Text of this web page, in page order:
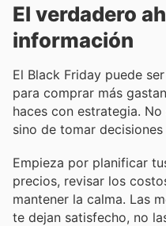
El verdadero
información
El Black Friday puede
para comprar más
haces con estrategia.
sino de tomar
Empieza por planificar
precios, revisar los
mantener la calma. Las
te dejan satisfecho, no